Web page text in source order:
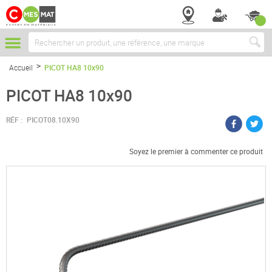
Chercher
Accueil PICOT HA8 10x90
PICOT HA8 10x90
RÉF : PICOT08.10X90
Soyez le premier à commenter ce produit
Passer